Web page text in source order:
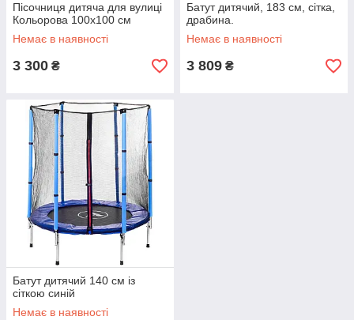
Пісочниця дитяча для вулиці
Кольорова 100х100 см
Немає в наявності
3 300 ₴
Батут дитячий, 183 см, сітка,
драбина.
Немає в наявності
3 809 ₴
Батут дитячий 140 см із
сіткою синій
Немає в наявності